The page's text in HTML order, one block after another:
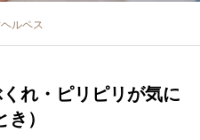
ルペス
れ・ピリピリが気に
き）